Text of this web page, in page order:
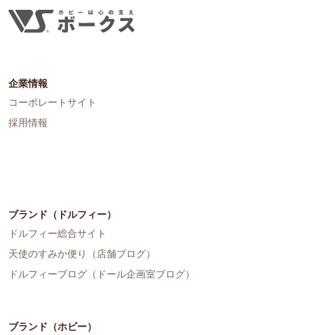
企業情報
コーポレートサイト
採用情報
ブランド（ドルフィー）
ドルフィー総合サイト
天使のすみか便り（店舗ブログ）
ドルフィーブログ（ドール企画室ブログ）
ブランド（ホビー）